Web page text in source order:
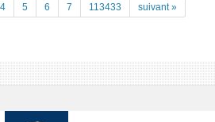
4 5 6 7 113433 suivant »